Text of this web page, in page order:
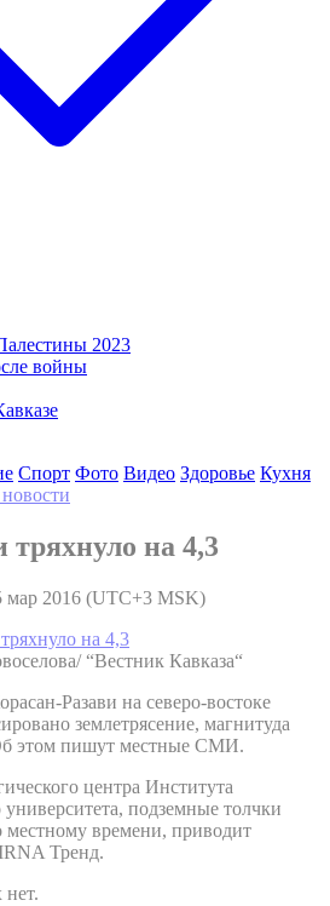
2023
войны
Спорт Фото Видео Здоровье Кухня
тряхнуло на 4,3
мар 2016 (UTC+3 MSK)
“Вестник Кавказа“
Разави на северо-востоке
землетрясение, магнитуда
этом пишут местные СМИ.
центра Института
университета, подземные толчки
времени, приводит
Тренд.